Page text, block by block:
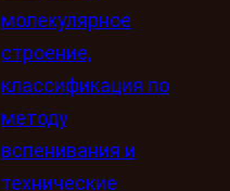
молекулярное
строение,
классификация по
методу
вспенивания и
технические